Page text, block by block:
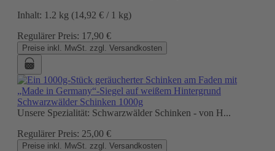
Inhalt: 1.2 kg (14,92 € / 1 kg)
Regulärer Preis: 17,90 €
Preise inkl. MwSt. zzgl. Versandkosten
Schwarzwälder Schinken 1000g
Unsere Spezialität: Schwarzwälder Schinken - von H...
Regulärer Preis: 25,00 €
Preise inkl. MwSt. zzgl. Versandkosten